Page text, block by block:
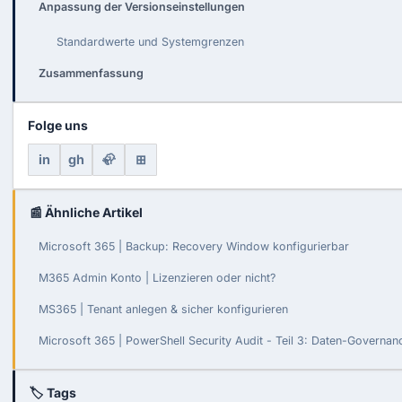
Anpassung der Versionseinstellungen
Standardwerte und Systemgrenzen
Zusammenfassung
Folge uns
in gh 🦣 ⊞
📰 Ähnliche Artikel
Microsoft 365 | Backup: Recovery Window konfigurierbar
M365 Admin Konto | Lizenzieren oder nicht?
MS365 | Tenant anlegen & sicher konfigurieren
Microsoft 365 | PowerShell Security Audit - Teil 3: Daten-
🏷 Tags